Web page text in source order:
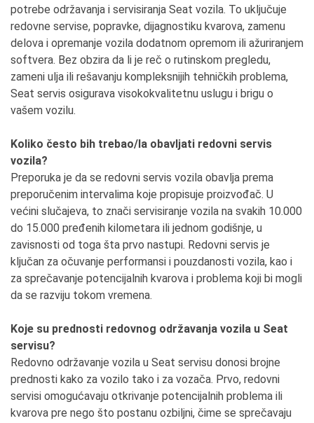
potrebe održavanja i servisiranja Seat vozila. To uključuje
redovne servise, popravke, dijagnostiku kvarova, zamenu
delova i opremanje vozila dodatnom opremom ili ažuriranjem
softvera. Bez obzira da li je reč o rutinskom pregledu,
zameni ulja ili rešavanju kompleksnijih tehničkih problema,
Seat servis osigurava visokokvalitetnu uslugu i brigu o
vašem vozilu.
Koliko često bih trebao/la obavljati redovni servis
vozila?
Preporuka je da se redovni servis vozila obavlja prema
preporučenim intervalima koje propisuje proizvođač. U
većini slučajeva, to znači servisiranje vozila na svakih 10.000
do 15.000 pređenih kilometara ili jednom godišnje, u
zavisnosti od toga šta prvo nastupi. Redovni servis je
ključan za očuvanje performansi i pouzdanosti vozila, kao i
za sprečavanje potencijalnih kvarova i problema koji bi mogli
da se razviju tokom vremena.
Koje su prednosti redovnog održavanja vozila u Seat
servisu?
Redovno održavanje vozila u Seat servisu donosi brojne
prednosti kako za vozilo tako i za vozača. Prvo, redovni
servisi omogućavaju otkrivanje potencijalnih problema ili
kvarova pre nego što postanu ozbiljni, čime se sprečavaju